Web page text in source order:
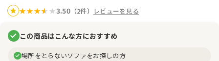
★★★★
★ ★3.50（2件） レビューを見る
この商品はこんな方におすすめ
場所をとらないソファをお探しの方